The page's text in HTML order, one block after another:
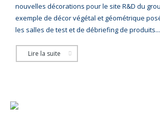
nouvelles décorations pour le site R&D du
exemple de décor végétal et géométrique
les salles de test et de débriefing de produits...
Lire la suite